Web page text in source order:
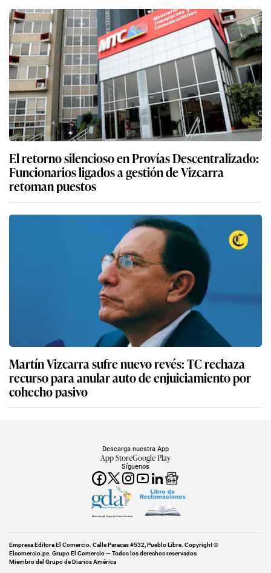
El retorno silencioso en Provías Descentralizado:
Funcionarios ligados a gestión de Vizcarra
retoman puestos
Martín Vizcarra sufre nuevo revés: TC rechaza
recurso para anular auto de enjuiciamiento por
cohecho pasivo
Síguenos
Descarga nuestra App
App StoreGoogle Play
Miembro del Grupo de Diarios América
Empresa Editora El Comercio. Calle Paracas #532, Pueblo Libre. Copyright ©
Elcomercio.pe. Grupo El Comercio — Todos los derechos reservados
Miembro del Grupo de Diarios América